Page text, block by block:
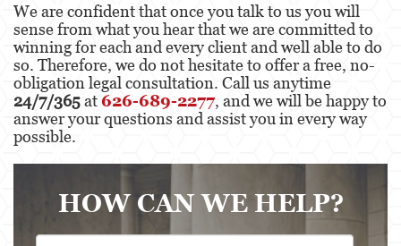
We are confident that once you talk to us you will
sense from what you hear that we are committed to
winning for each and every client and well able to do
so. Therefore, we do not hesitate to offer a free, no-
obligation legal consultation. Call us anytime
24/7/365at 626-689-2277, and we will be happy to
answer your questions and assist you in every way
possible.
HOW CAN WE HELP?